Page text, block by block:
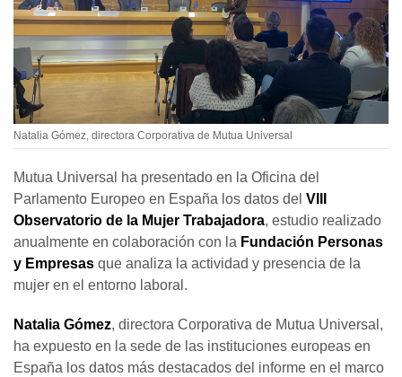
Natalia Gómez, directora Corporativa de Mutua Universal
Mutua Universal ha presentado en la Oficina del
Parlamento Europeo en España los datos del VIII
Observatorio de la Mujer Trabajadora, estudio realizado
anualmente en colaboración con la Fundación Personas
y Empresas que analiza la actividad y presencia de la
mujer en el entorno laboral.
Natalia Gómez, directora Corporativa de Mutua Universal,
ha expuesto en la sede de las instituciones europeas en
España los datos más destacados del informe en el marco